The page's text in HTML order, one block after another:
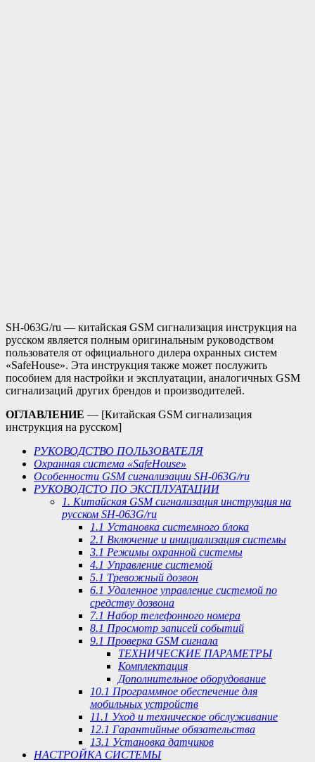
SH-063G/ru — китайская GSM сигнализация инструкция на
русском является полным оригинальным руководством
пользователя от официального дилера охранных систем
«SafeHouse». Эта инструкция также может послужить
пособием для настройки и эксплуатации, аналогичных GSM
сигнализаций других брендов и производителей.
ОГЛАВЛЕНИЕ — [Китайская GSM сигнализация
инструкция на русском]
РУКОВОДСТВО ПОЛЬЗОВАТЕЛЯ
Охранная система «SafeHouse»
Особенности GSM сигнализации SH-063G/ru
РУКОВОДСТО ПО ЭКСПЛУАТАЦИИ
1. Китайская GSM сигнализация инструкция на
русском SH-063G/ru
1.1 Установка системного блока
2.1 Включение и инициализация системы
3.1 Режимы охранной системы
4.1 Управление системой
5.1 Тревожный дозвон
6.1 Удаленное управление системой по
средству дозвона
7.1 Набор телефонного номера
8.1 Просмотр записей событий
9.1 Проверка GSM сигнала
ТЕХНИЧЕСКИЕ ПАРАМЕТРЫ
Комплектация
Дополнительное оборудование
10.1 Программное обеспечение для
мобильных устройств
11.1 Уход и техническое обслуживание
12.1 Гарантийные обязательства
13.1 Установка датчиков
НАСТРОЙКА СИСТЕМЫ